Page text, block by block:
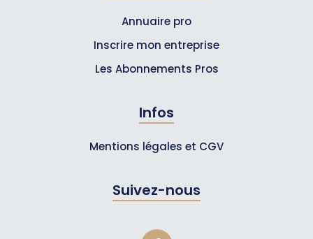
Annuaire pro
Inscrire mon entreprise
Les Abonnements Pros
Infos
Mentions légales et CGV
Suivez-nous